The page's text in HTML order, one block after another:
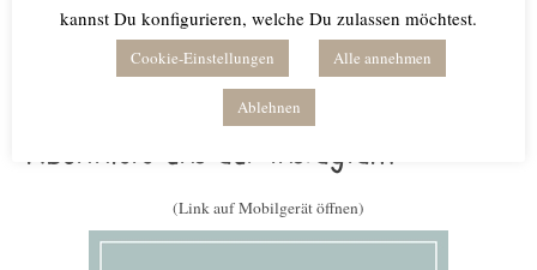
Abonniere uns auf Instagram
(Link auf Mobilgerät öffnen)
kannst Du konfigurieren, welche Du zulassen möchtest.
Cookie-Einstellungen Alle annehmen
Ablehnen